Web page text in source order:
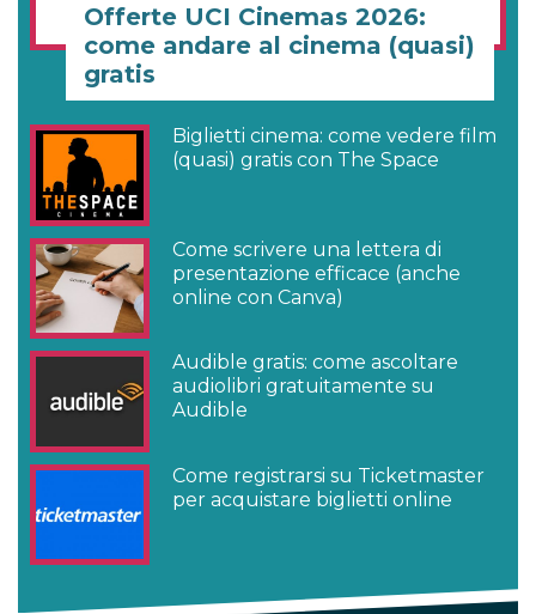
Offerte UCI Cinemas 2026:
come andare al cinema (quasi)
gratis
Biglietti cinema: come vedere film
(quasi) gratis con The Space
Come scrivere una lettera di
presentazione efficace (anche
online con Canva)
Audible gratis: come ascoltare
audiolibri gratuitamente su
Audible
Come registrarsi su Ticketmaster
per acquistare biglietti online